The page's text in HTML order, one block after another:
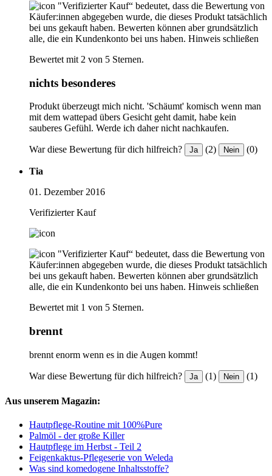
"Verifizierter Kauf“ bedeutet, dass die Bewertung von
Käufer:innen abgegeben wurde, die dieses Produkt tatsächlich
bei uns gekauft haben. Bewerten können aber grundsätzlich
alle, die ein Kundenkonto bei uns haben. Hinweis schließen
Bewertet mit 2 von 5 Sternen.
nichts besonderes
Produkt überzeugt mich nicht. 'Schäumt' komisch wenn man
mit dem wattepad übers Gesicht geht damit, habe kein
sauberes Gefühl. Werde ich daher nicht nachkaufen.
War diese Bewertung für dich hilfreich? Ja (2) Nein (0)
Tia
01. Dezember 2016
Verifizierter Kauf
"Verifizierter Kauf“ bedeutet, dass die Bewertung von
Käufer:innen abgegeben wurde, die dieses Produkt tatsächlich
bei uns gekauft haben. Bewerten können aber grundsätzlich
alle, die ein Kundenkonto bei uns haben. Hinweis schließen
Bewertet mit 1 von 5 Sternen.
brennt
brennt enorm wenn es in die Augen kommt!
War diese Bewertung für dich hilfreich? Ja (1) Nein (1)
Aus unserem Magazin:
Hautpflege-Routine mit 100%Pure
Palmöl - der große Killer
Hautpflege im Herbst - Teil 2
Feigenkaktus-Pflegeserie von Weleda
Was sind komedogene Inhaltsstoffe?